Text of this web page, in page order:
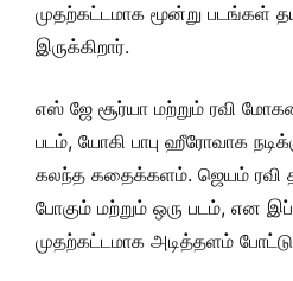
முதற்கட்டமாக மூன்று படங்கள்
இருக்கிறார்.
எஸ் ஜே சூர்யா மற்றும் ரவி மோகன்
படம், யோகி பாபு ஹீரோவாக
கலந்த கதைக்களம். ஜெயம் ரவி
போகும் மற்றும் ஒரு படம், என
முதற்கட்டமாக அடித்தளம்